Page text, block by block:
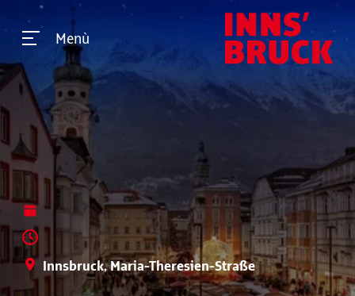
Menù
Innsbruck, Maria-Theresien-Straße